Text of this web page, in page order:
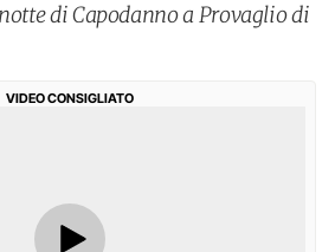
di Capodanno a Provaglio di
VIDEO CONSIGLIATO